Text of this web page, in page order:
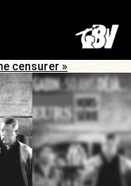
censurer »